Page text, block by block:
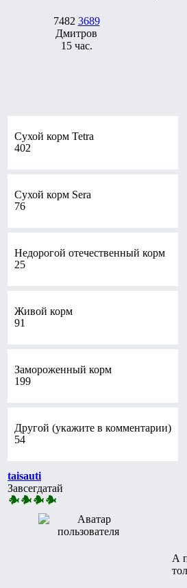
7482 3689
Дмитров
15 час.
Сухой корм Tetra
402
Сухой корм Sera
76
Недорогой отечественный корм
25
Живой корм
91
Замороженный корм
199
Другой (укажите в комментарии)
54
taisauti
Завсегдатай
А